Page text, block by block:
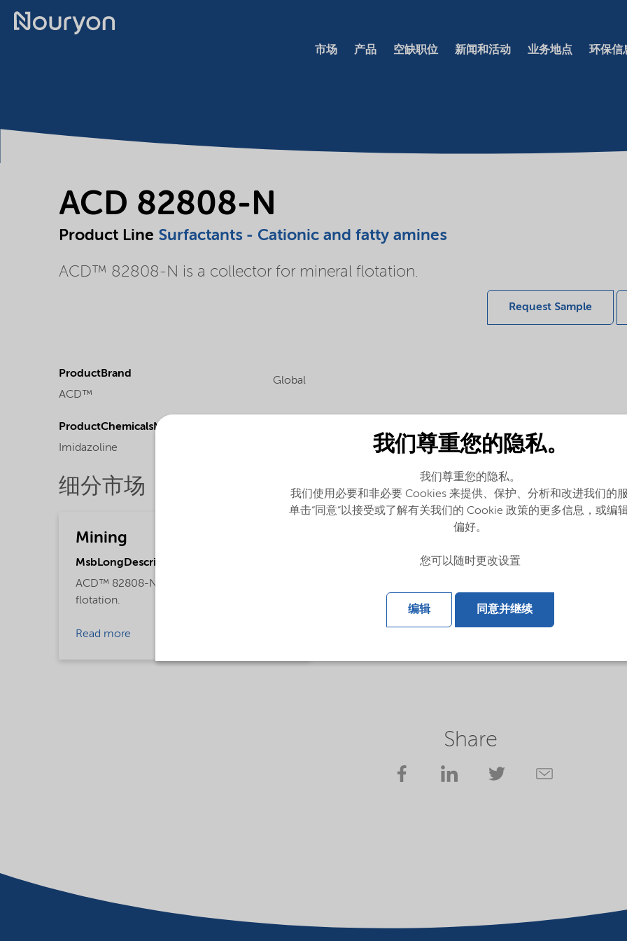
市场 产品 空缺职位 新闻和活动 业务地点 环保信
ACD 82808-N
Product Line Surfactants - Cationic and fatty amines
ACD™ 82808-N is a collector for mineral flotation.
Request Sample
ProductBrand
ACD™
Global
ProductChemicalsName
Imidazoline
细分市场
Mining
MsbLongDescription
ACD™ 82808-N is a collector for mineral
flotation.
Read more
Share
我们尊重您的隐私。
我们尊重您的隐私。
我们使用必要和非必要 Cookies 来提供、保护、分析和改进我们的服
单击“同意”以接受或了解有关我们的 Cookie 政策的更多信息，或编
偏好。
您可以随时更改设置
编辑 同意并继续